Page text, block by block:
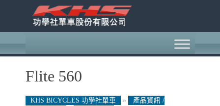
Flite 560
KHS BICYCLES 功學社單車 »
產品資訊 /